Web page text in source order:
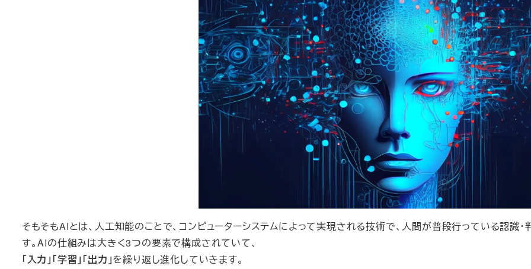
そもそもAIとは、人工知能のことで、コンピューターシステムによって実現される技術で、人間が普段行っている認識
す。AIの仕組みは大きく3つの要素で構成されていて、
「入力」「学習」「出力」を繰り返し進化していきます。